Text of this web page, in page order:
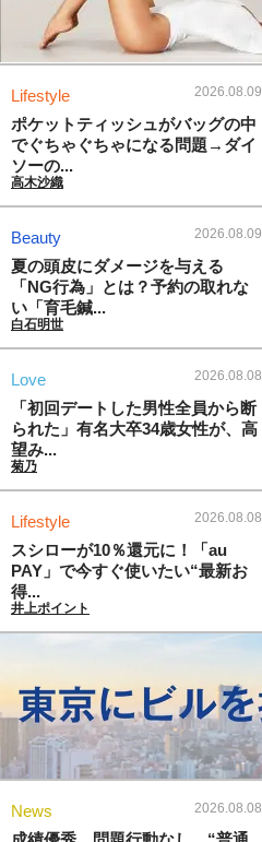
Lifestyle 2026.08.09
ポケットティッシュがバッグの中
でぐちゃぐちゃになる問題→ダイ
ソーの...
高木沙織
Beauty 2026.08.09
夏の頭皮にダメージを与える
「NG行為」とは？予約の取れな
い「育毛鍼...
白石明世
Love 2026.08.08
「初回デートした男性全員から断
られた」有名大卒34歳女性が、高
望み...
菊乃
Lifestyle 2026.08.08
スシローが10％還元に！「au
PAY」で今すぐ使いたい“最新お
得...
井上ポイント
News 2026.08.08